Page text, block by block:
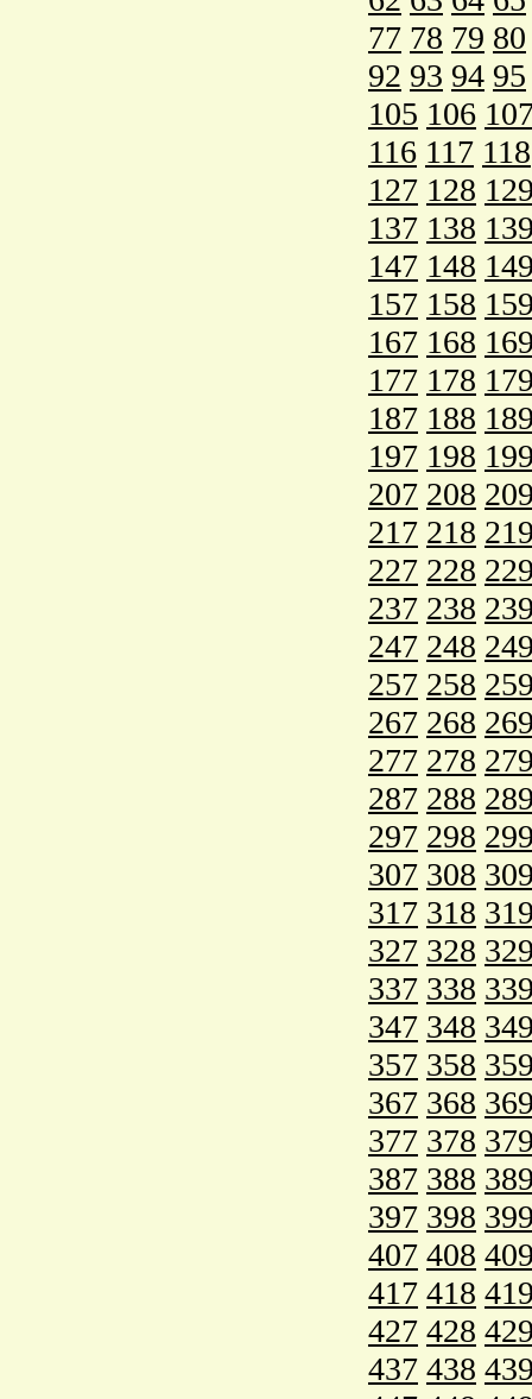
77 78 79 80
92 93 94 95
105 106
116 117 118
127 128
137 138
147 148
157 158
167 168
177 178
187 188
197 198
207 208
217 218
227 228
237 238
247 248
257 258
267 268
277 278
287 288
297 298
307 308
317 318
327 328
337 338
347 348
357 358
367 368
377 378
387 388
397 398
407 408
417 418
427 428
437 438